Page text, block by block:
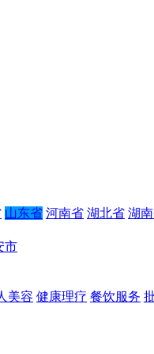
山东省 河南省 湖北省 湖
市
美容 健康理疗 餐饮服务